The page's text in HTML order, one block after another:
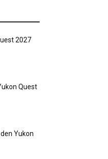
2027
Quest
Yukon